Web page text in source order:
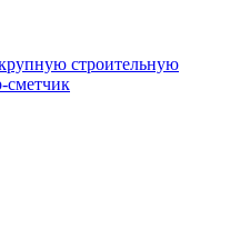
строительную
сметчик